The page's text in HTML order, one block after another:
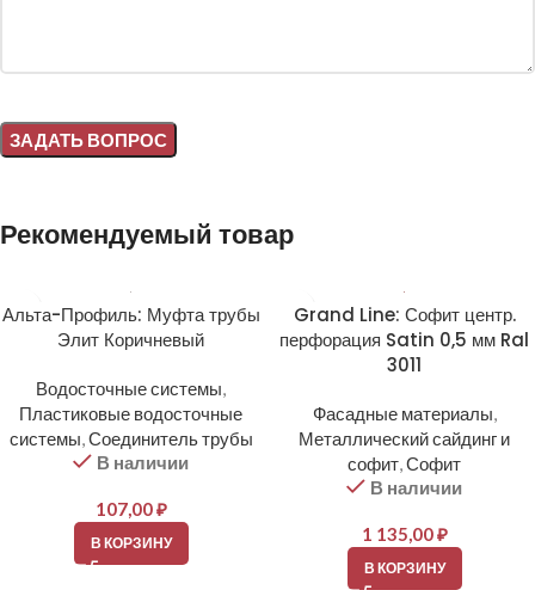
Рекомендуемый товар
Альта-Профиль: Муфта трубы
Элит Коричневый
Водосточные системы,
Пластиковые водосточные
системы,Соединитель трубы
В наличии
107,00₽
В КОРЗИНУ
Grand Line: Софит центр.
перфорация Satin 0,5 мм Ral
3011
Фасадные материалы,
Металлический сайдинг и
софит,Софит
В наличии
1 135,00₽
В КОРЗИНУ